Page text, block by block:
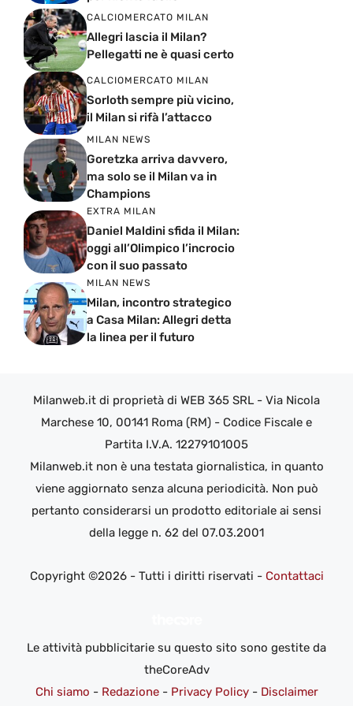
CALCIOMERCATO MILAN
Allegri lascia il Milan?
Pellegatti ne è quasi certo
CALCIOMERCATO MILAN
Sorloth sempre più vicino,
il Milan si rifà l’attacco
MILAN NEWS
Goretzka arriva davvero,
ma solo se il Milan va in
Champions
EXTRA MILAN
Daniel Maldini sfida il Milan:
oggi all’Olimpico l’incrocio
con il suo passato
MILAN NEWS
Milan, incontro strategico
a Casa Milan: Allegri detta
la linea per il futuro
Milanweb.it di proprietà di WEB 365 SRL - Via Nicola
Marchese 10, 00141 Roma (RM) - Codice Fiscale e
Partita I.V.A. 12279101005
Milanweb.it non è una testata giornalistica, in quanto
viene aggiornato senza alcuna periodicità. Non può
pertanto considerarsi un prodotto editoriale ai sensi
della legge n. 62 del 07.03.2001
Copyright ©2026 - Tutti i diritti riservati - Contattaci
Le attività pubblicitarie su questo sito sono gestite da
theCoreAdv
Chi siamo - Redazione- Privacy Policy- Disclaimer